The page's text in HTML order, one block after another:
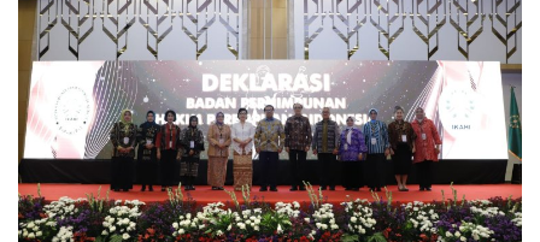
Keamanan
Kejahatan
Cybers Event
UMKM & Ekonomi Kreatif